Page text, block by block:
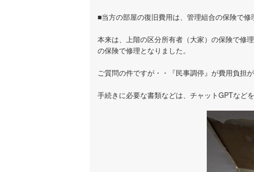
■当方の部屋の復旧費用は、管理組合の保険で修
本来は、上階の区分所有者（大家）の保険で修
の保険で修理となりました。
ご質問の件ですが・・『民事調停』が費用負担
手続きに必要な書類などは、チャットGPTなど